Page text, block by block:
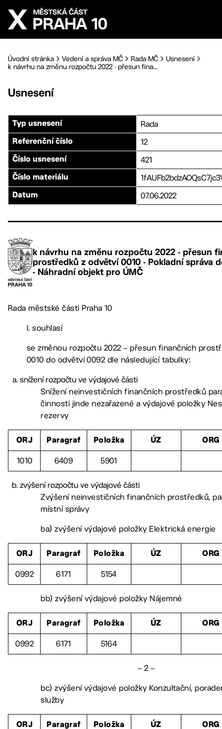
Přejít na hlavní obsah
Úvodní stránka Vedení a správa MČ Rada MČ
Usnesení
k návrhu na změnu rozpočtu 2022 - přesun fina...
Usnesení
Typ usnesení Rada
Referenční číslo 12
Číslo usnesení 421
Číslo materiálu
Datum 07.06.2022
k návrhu na změnu rozpočtu 2022 - přesun
prostředků z odvětví 0010 - Pokladní správa
- Náhradní objekt pro ÚMČ
Rada městské části Praha 10
I. souhlasí
se změnou rozpočtu 2022 – přesun finančních
0010 do odvětví 0092 dle následující tabulky:
snížení rozpočtu ve výdajové části
Snížení neinvestičních finančních prostředků
činnosti jinde nezařazené a výdajové položky
rezervy
ORJ Paragraf Položka ÚZ ORG
1010 6409 5901
zvýšení rozpočtu ve výdajové části
Zvýšení neinvestičních finančních prostředků,
místní správy
ba) zvýšení výdajové položky Elektrická energie
ORJ Paragraf Položka ÚZ ORG
0992 6171 5154
bb) zvýšení výdajové položky Nájemné
ORJ Paragraf Položka ÚZ ORG
0992 6171 5164
– 2 –
bc) zvýšení výdajové položky Konzultační,
služby
ORJ Paragraf Položka ÚZ ORG